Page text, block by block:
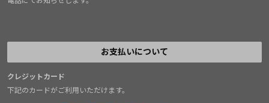
お支払いについて
クレジットカード
下記のカードがご利用いただけます。